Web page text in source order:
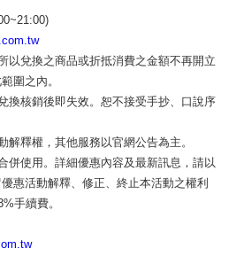
以兌換之商品或折抵消費之金額不再開立
圍之內。
換核銷後即失效。恕不接受手抄、口說序
釋權，其他服務以官網公告為主。
併使用。詳細優惠內容及最新訊息，請以
惠活動解釋、修正、終止本活動之權利
手續費。